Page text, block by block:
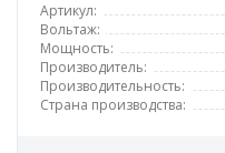
Артикул:
Вольтаж:
Мощность:
Производитель:
Производительность:
Страна производства: